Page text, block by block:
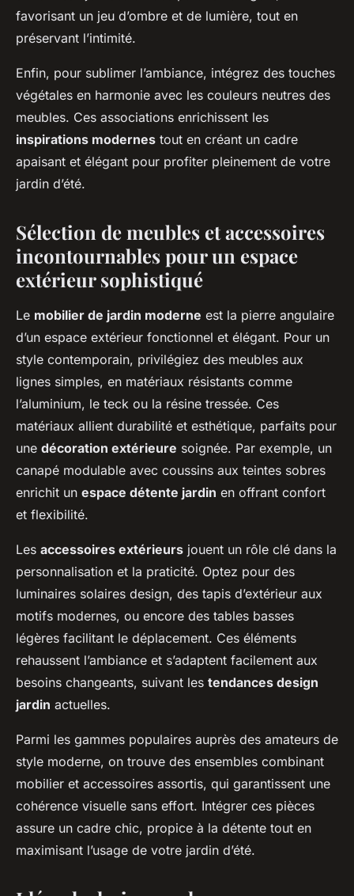
favorisant un jeu d’ombre et de lumière, tout en
préservant l’intimité.
Enfin, pour sublimer l’ambiance, intégrez des touches
végétales en harmonie avec les couleurs neutres des
meubles. Ces associations enrichissent les
inspirations modernes tout en créant un cadre
apaisant et élégant pour profiter pleinement de votre
jardin d’été.
Sélection de meubles et accessoires
incontournables pour un espace
extérieur sophistiqué
Le mobilier de jardin moderne est la pierre angulaire
d’un espace extérieur fonctionnel et élégant. Pour un
style contemporain, privilégiez des meubles aux
lignes simples, en matériaux résistants comme
l’aluminium, le teck ou la résine tressée. Ces
matériaux allient durabilité et esthétique, parfaits pour
une décoration extérieure soignée. Par exemple, un
canapé modulable avec coussins aux teintes sobres
enrichit un espace détente jardin en offrant confort
et flexibilité.
Les accessoires extérieurs jouent un rôle clé dans la
personnalisation et la praticité. Optez pour des
luminaires solaires design, des tapis d’extérieur aux
motifs modernes, ou encore des tables basses
légères facilitant le déplacement. Ces éléments
rehaussent l’ambiance et s’adaptent facilement aux
besoins changeants, suivant les tendances design
jardin actuelles.
Parmi les gammes populaires auprès des amateurs de
style moderne, on trouve des ensembles combinant
mobilier et accessoires assortis, qui garantissent une
cohérence visuelle sans effort. Intégrer ces pièces
assure un cadre chic, propice à la détente tout en
maximisant l’usage de votre jardin d’été.